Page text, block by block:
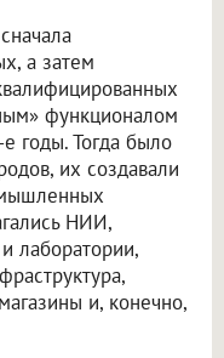
а затем
функционалом
годы. Тогда было
их создавали
НИИ,
лаборатории,
и, конечно,